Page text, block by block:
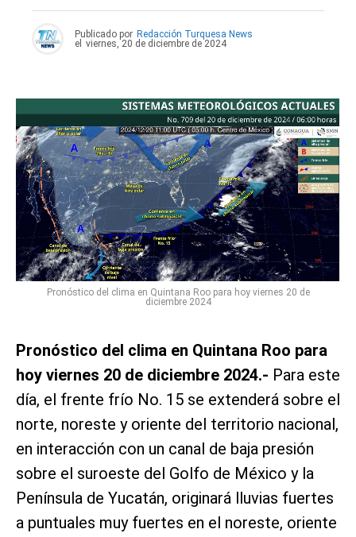
Publicado por Redacción Turquesa News
el viernes, 20 de diciembre de 2024
Pronóstico del clima en Quintana Roo para hoy viernes 20 de
diciembre 2024
Pronóstico del clima en Quintana Roo para
hoy viernes 20 de diciembre 2024.- Para este
día, el frente frío No. 15 se extenderá sobre el
norte, noreste y oriente del territorio nacional,
en interacción con un canal de baja presión
sobre el suroeste del Golfo de México y la
Península de Yucatán, originará lluvias fuertes
a puntuales muy fuertes en el noreste, oriente